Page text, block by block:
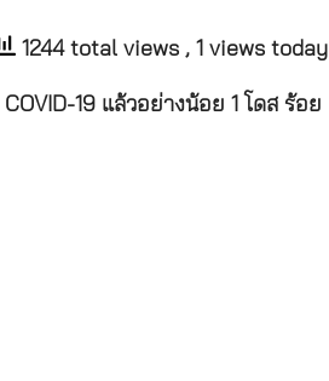
1244 total views , 1 views today
COVID-19 แล้วอย่างน้อย 1 โดส ร้อย